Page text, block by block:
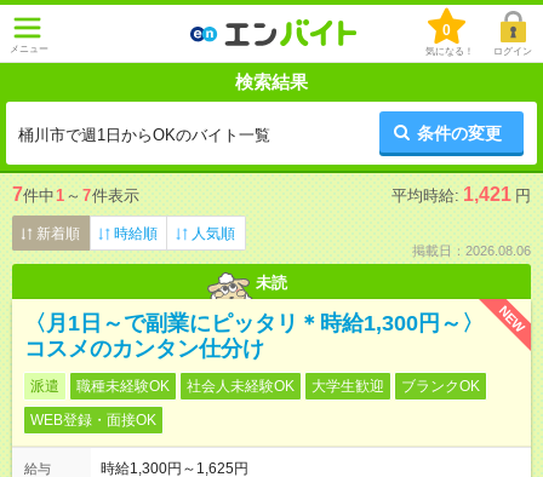
メニュー
0
気になる！ ログイン
検索結果
桶川市で週1日からOKのバイト一覧 条件の変更
7件中1 ～ 7件表示 平均時給: 1,421 円
新着順 時給順 人気順
掲載日：2026.08.06
未読
NEW
〈月1日～で副業にピッタリ＊時給1,300円～〉
コスメのカンタン仕分け
派遣 職種未経験OK 社会人未経験OK 大学生歓迎
ブランクOK
WEB登録・面接OK
給与
時給1,300円～1,625円